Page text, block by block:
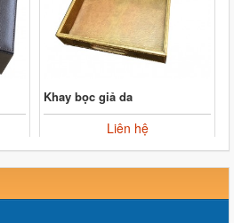
Khay bọc giả da
Liên hệ